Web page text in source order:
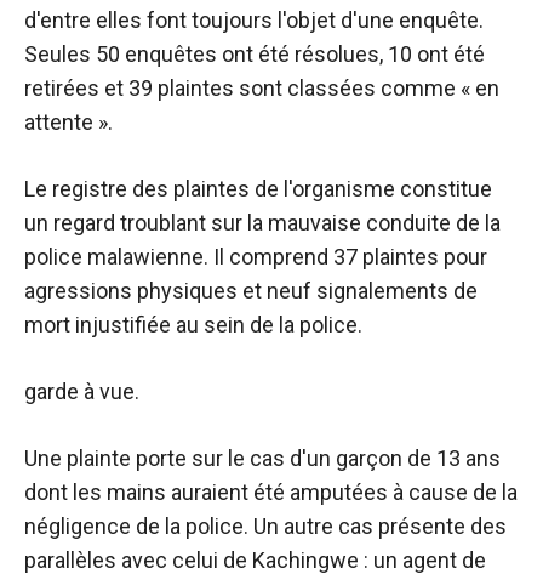
d'entre elles font toujours l'objet d'une enquête.
Seules 50 enquêtes ont été résolues, 10 ont été
retirées et 39 plaintes sont classées comme « en
attente ».
Le registre des plaintes de l'organisme constitue
un regard troublant sur la mauvaise conduite de la
police malawienne. Il comprend 37 plaintes pour
agressions physiques et neuf signalements de
mort injustifiée au sein de la police.
garde à vue.
Une plainte porte sur le cas d'un garçon de 13 ans
dont les mains auraient été amputées à cause de la
négligence de la police. Un autre cas présente des
parallèles avec celui de Kachingwe : un agent de